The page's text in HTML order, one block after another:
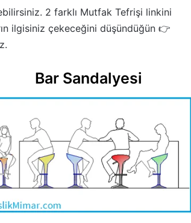
2 farklı Mutfak Tefrişi linkini
ilgisiniz çekeceğini düşündüğün 👉
Bar Sandalyesi